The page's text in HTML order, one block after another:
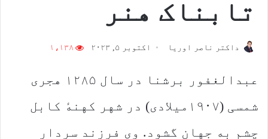
‬تابناک‭ ‬هنر
داکتر ناصر اوریا اکتوبر ۵, ۲۰۲۳ ۱،۱۳۸
عبدالغفور برشنا در سال ۱۲۸۵ هجری
شمسی (۱۹۰۷میلادی) در شهر کهنهٔ کابل
چشم به جهان گشود. وی فرزند سردار